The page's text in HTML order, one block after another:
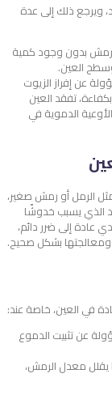
ويرجع ذلك إلى عدة
بدون وجود كمية
العين.
عن إفراز الزيوت
تفقد العين
الدموية في
الرمل أو رمش صغير،
الذي يسبب خدوشًا
عادة إلى ضرر دائم،
ومعالجتها بشكل صحيح.
في العين، خاصة عند:
عن تثبيت الدموع
يقلل معدل الرمش،